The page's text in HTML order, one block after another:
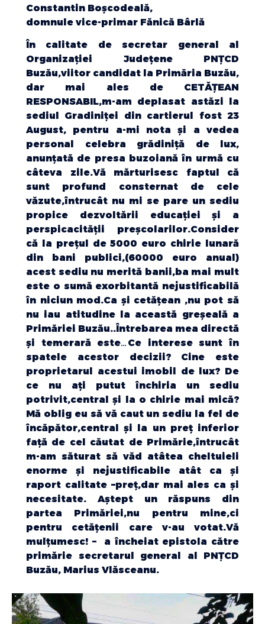
Constantin Boșcodeală,
domnule vice-primar Fănică Bârlă
În calitate de secretar general al
Organizației Județene PNȚCD
Buzău,viitor candidat la Primăria Buzău,
dar mai ales de CETĂȚEAN
RESPONSABIL,m-am deplasat astăzi la
sediul Gradiniței din cartierul fost 23
August, pentru a-mi nota și a vedea
personal celebra grădiniță de lux,
anunțată de presa buzoiană în urmă cu
câteva zile.Vă mărturisesc faptul că
sunt profund consternat de cele
văzute,întrucât nu mi se pare un sediu
propice dezvoltării educației și a
perspicacității preșcolarilor.Consider
că la prețul de 5000 euro chirie lunară
din bani publici,(60000 euro anual)
acest sediu nu merită banii,ba mai mult
este o sumă exorbitantă nejustificabilă
în niciun mod.Ca și cetățean ,nu pot să
nu iau atitudine la această greșeală a
Primăriei Buzău..Întrebarea mea directă
și temerară este…Ce interese sunt în
spatele acestor decizii? Cine este
proprietarul acestui imobil de lux? De
ce nu ați putut închiria un sediu
potrivit,central și la o chirie mai mică?
Mă oblig eu să vă caut un sediu la fel de
încăpător,central și la un preț inferior
față de cel căutat de Primărie,întrucât
m-am săturat să văd atâtea cheltuieli
enorme și nejustificabile atât ca și
raport calitate –preț,dar mai ales ca și
necesitate. Aștept un răspuns din
partea Primăriei,nu pentru mine,ci
pentru cetățenii care v-au votat.Vă
mulțumesc! – a încheiat epistola către
primărie secretarul general al PNȚCD
Buzău, Marius Vlăsceanu.